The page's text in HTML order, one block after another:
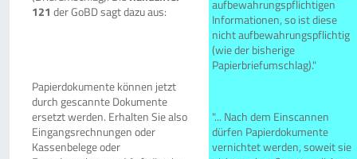
121 der GoBD sagt dazu aus:
aufbewahrungspflichtigen
Informationen, so ist diese
nicht aufbewahrungspflichtig
(wie der bisherige
Papierbriefumschlag)."
Papierdokumente können jetzt
durch gescannte Dokumente
ersetzt werden. Erhalten Sie also
Eingangsrechnungen oder
Kassenbelege oder
"... Nach dem Einscannen
dürfen Papierdokumente
vernichtet werden, soweit sie